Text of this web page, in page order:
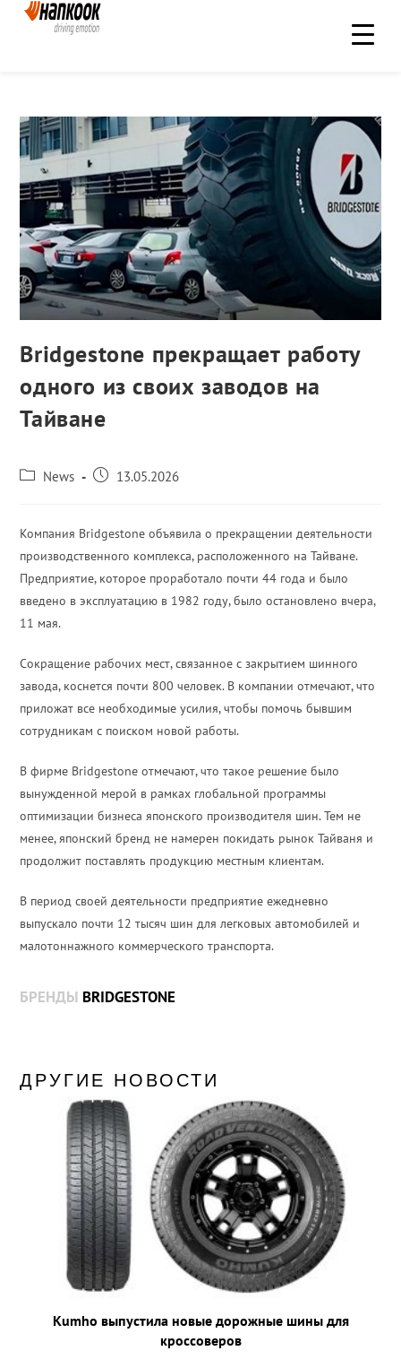
Bridgestone прекращает работу
одного из своих заводов на
Тайване
News 13.05.2026
Компания Bridgestone объявила о прекращении деятельности
производственного комплекса, расположенного на Тайване.
Предприятие, которое проработало почти 44 года и было
введено в эксплуатацию в 1982 году, было остановлено вчера,
11 мая.
Сокращение рабочих мест, связанное с закрытием шинного
завода, коснется почти 800 человек. В компании отмечают, что
приложат все необходимые усилия, чтобы помочь бывшим
сотрудникам с поиском новой работы.
В фирме Bridgestone отмечают, что такое решение было
вынужденной мерой в рамках глобальной программы
оптимизации бизнеса японского производителя шин. Тем не
менее, японский бренд не намерен покидать рынок Тайваня и
продолжит поставлять продукцию местным клиентам.
В период своей деятельности предприятие ежедневно
выпускало почти 12 тысяч шин для легковых автомобилей и
малотоннажного коммерческого транспорта.
БРЕНДЫ BRIDGESTONE
ДРУГИЕ НОВОСТИ
Kumho выпустила новые дорожные шины для
кроссоверов